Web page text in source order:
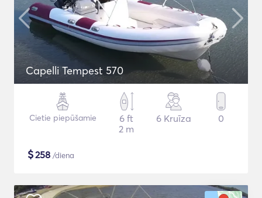
Capelli Tempest 570
Cietie piepūšamie
6 ft
2 m
6 Kruīza 0
$258 /diena